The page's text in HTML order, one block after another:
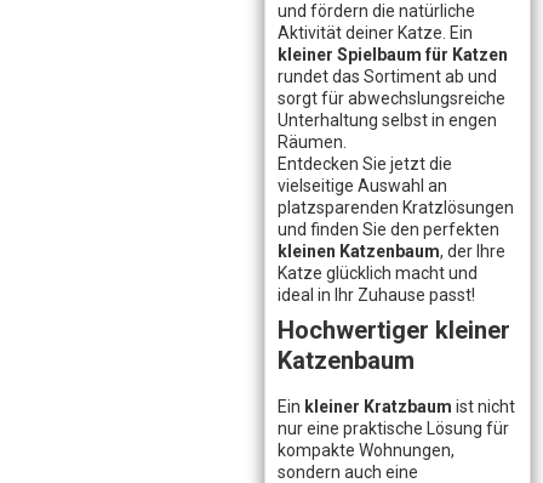
und fördern die natürliche
Aktivität deiner Katze. Ein
kleiner Spielbaum für Katzen
rundet das Sortiment ab und
sorgt für abwechslungsreiche
Unterhaltung selbst in engen
Räumen.
Entdecken Sie jetzt die
vielseitige Auswahl an
platzsparenden Kratzlösungen
und finden Sie den perfekten
kleinen Katzenbaum, der Ihre
Katze glücklich macht und
ideal in Ihr Zuhause passt!
Hochwertiger kleiner
Katzenbaum
Ein kleiner Kratzbaum ist nicht
nur eine praktische Lösung für
kompakte Wohnungen,
sondern auch eine